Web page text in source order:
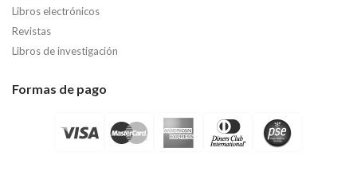
Libros electrónicos
Revistas
Libros de investigación
Formas de pago